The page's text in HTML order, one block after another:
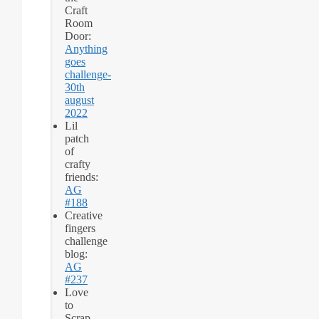
Craft
Room
Door:
Anything
goes
challenge-
30th
august
2022
Lil
patch
of
crafty
friends:
AG
#188
Creative
fingers
challenge
blog:
AG
#237
Love
to